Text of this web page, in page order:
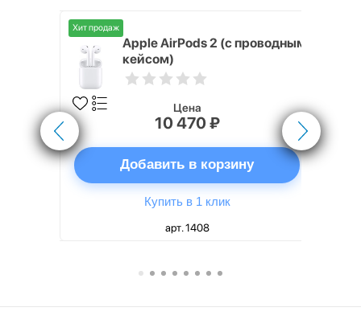
Хит продаж
Apple AirPods 2 (с проводным
кейсом)
Цена
10 470 ₽
Добавить в корзину
Купить в 1 клик
арт. 1408